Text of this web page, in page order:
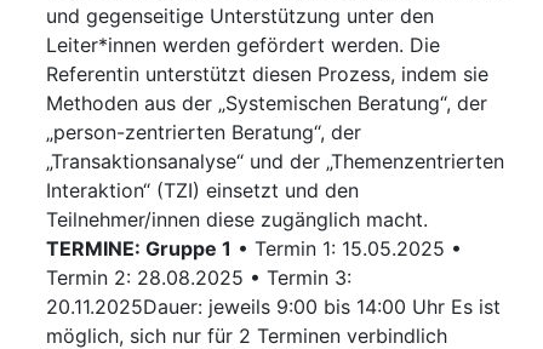
und gegenseitige Unterstützung unter den
Leiter*innen werden gefördert werden. Die
Referentin unterstützt diesen Prozess, indem sie
Methoden aus der „Systemischen Beratung“, der
„person-zentrierten Beratung“, der
„Transaktionsanalyse“ und der „Themenzentrierten
Interaktion“ (TZI) einsetzt und den
Teilnehmer/innen diese zugänglich macht.
TERMINE: Gruppe 1 • Termin 1: 15.05.2025 •
Termin 2: 28.08.2025 • Termin 3:
20.11.2025Dauer: jeweils 9:00 bis 14:00 Uhr Es ist
möglich, sich nur für 2 Terminen verbindlich